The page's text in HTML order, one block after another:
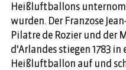
Heißluftballons
wurden. Der Franzose
Pilatre de Rozier und der
d'Arlandes stiegen 1783 in
Heißluftballon auf und